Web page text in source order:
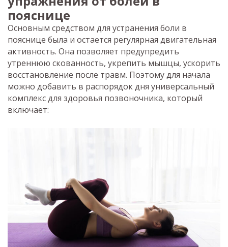
пояснице
Основным средством для устранения боли в
пояснице была и остается регулярная двигательная
активность. Она позволяет предупредить
утреннюю скованность, укрепить мышцы, ускорить
восстановление после травм. Поэтому для начала
можно добавить в распорядок дня универсальный
комплекс для здоровья позвоночника, который
включает: